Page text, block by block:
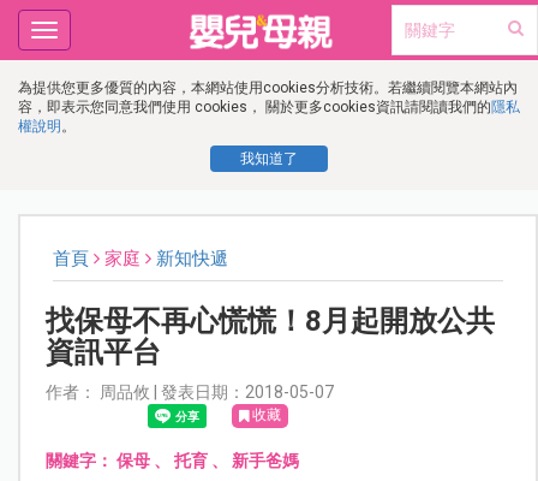
為提供您更多優質的內容，本網站使用cookies分析技術。若繼續閱覽本網站內
容，即表示您同意我們使用 cookies， 關於更多cookies資訊請閱讀我們的隱私
權說明 。
我知道了
Toggle
navigation
首頁 家庭 新知快遞
找保母不再心慌慌！8月起開放公共
資訊平台
作者： 周品攸 | 發表日期：2018-05-07
收藏
關鍵字： 保母、 托育、 新手爸媽